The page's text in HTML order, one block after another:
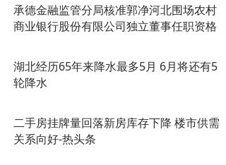
承德金融监管分局核准郭净河北围场农村
商业银行股份有限公司独立董事任职资格
湖北经历65年来降水最多5月 6月将还有5
轮降水
二手房挂牌量回落新房库存下降 楼市供需
关系向好-热头条